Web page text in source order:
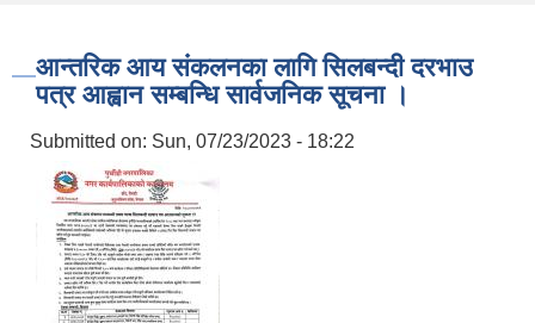
आन्तरिक आय संकलनका लागि सिलबन्दी दरभाउ
पत्र आह्वान सम्बन्धि सार्वजनिक सूचना ।
Submitted on: Sun, 07/23/2023 - 18:22